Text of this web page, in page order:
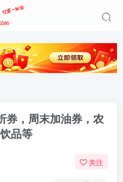
券，周末加油券，农
品等
关注